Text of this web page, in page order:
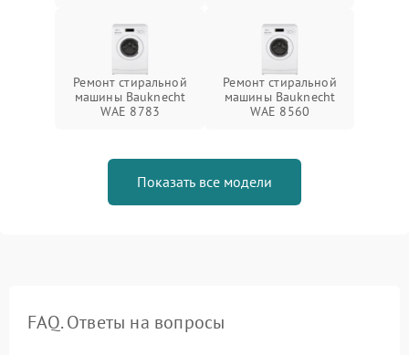
Ремонт стиральной
машины Bauknecht
WAE 8783
Ремонт стиральной
машины Bauknecht
WAE 8560
Показать все модели
FAQ. Ответы на вопросы